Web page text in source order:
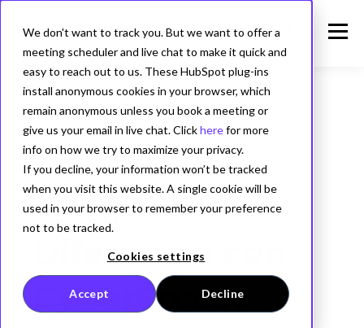
We don't want to track you. But we want to offer a
meeting scheduler and live chat to make it quick and
easy to reach out to us. These HubSpot plug-ins
install anonymous cookies in your browser, which
remain anonymous unless you book a meeting or
give us your email in live chat. Clickherefor more
info on how we try to maximize your privacy.
If you decline, your information won’t be tracked
when you visit this website. A single cookie will be
used in your browser to remember your preference
not to be tracked.
Cookies settings
Accept Decline
Marque la
Diferencia con
CyberCoach